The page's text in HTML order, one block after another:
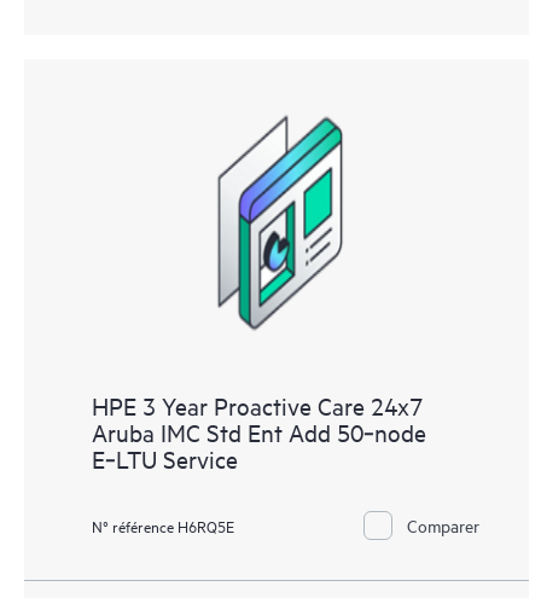
HPE 3 Year Proactive Care 24x7
Aruba IMC Std Ent Add 50‑node
E‑LTU Service
N° référence H6RQ5E Comparer